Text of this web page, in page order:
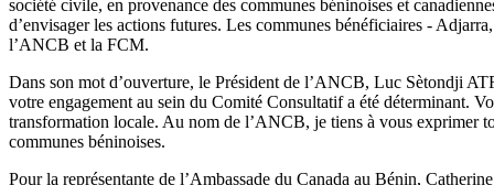
société civile, en provenance des communes béninoises et
d’envisager les actions futures. Les communes bénéficiaires -
l’ANCB et la FCM.
Dans son mot d’ouverture, le Président de l’ANCB, Luc Sètondji
votre engagement au sein du Comité Consultatif a été déterminant.
transformation locale. Au nom de l’ANCB, je tiens à vous exprimer
communes béninoises.
Pour la représentante de l’Ambassade du Canada au Bénin,